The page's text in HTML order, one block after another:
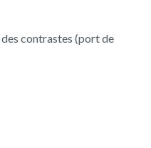
contrastes (port de